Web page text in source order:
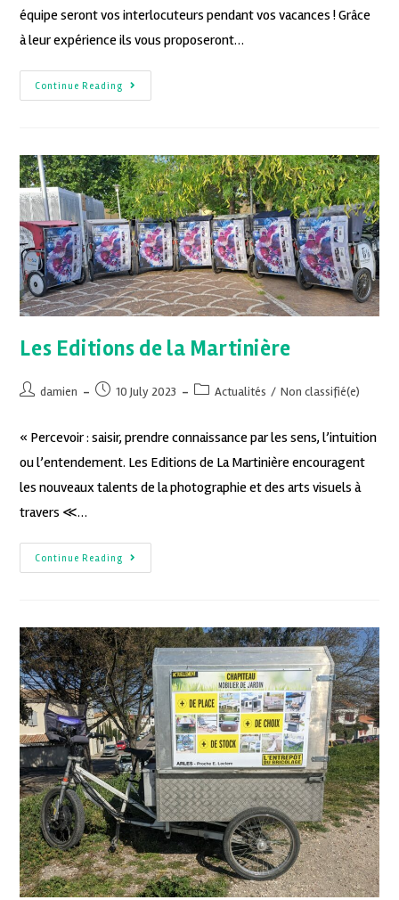
équipe seront vos interlocuteurs pendant vos vacances ! Grâce
à leur expérience ils vous proposeront…
Continue Reading
Les Editions de la Martinière
damien 10 July 2023 Actualités / Non classifié(e)
« Percevoir : saisir, prendre connaissance par les sens, l’intuition
ou l’entendement. Les Editions de La Martinière encouragent
les nouveaux talents de la photographie et des arts visuels à
travers ≪…
Continue Reading